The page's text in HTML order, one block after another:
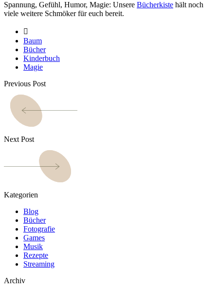
Spannung, Gefühl, Humor, Magie: Unsere Bücherkiste hält noch
viele weitere Schmöker für euch bereit.
Baum
Bücher
Kinderbuch
Magie
Previous Post
Next Post
Kategorien
Blog
Bücher
Fotografie
Games
Musik
Rezepte
Streaming
Archiv